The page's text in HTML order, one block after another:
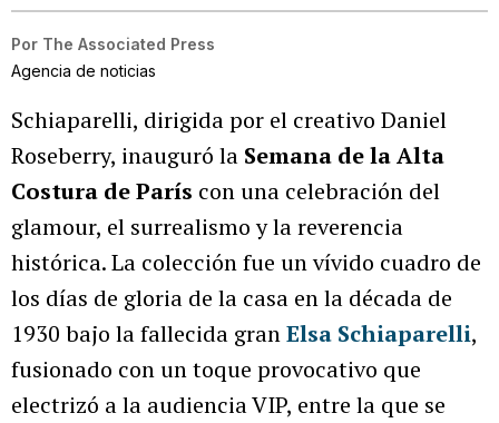
Por The Associated Press
Agencia de noticias
Schiaparelli, dirigida por el creativo Daniel
Roseberry, inauguró la Semana de la Alta
Costura de París con una celebración del
glamour, el surrealismo y la reverencia
histórica. La colección fue un vívido cuadro de
los días de gloria de la casa en la década de
1930 bajo la fallecida granElsa Schiaparelli,
fusionado con un toque provocativo que
electrizó a la audiencia VIP, entre la que se